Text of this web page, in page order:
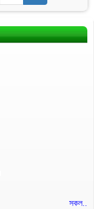
সকল..